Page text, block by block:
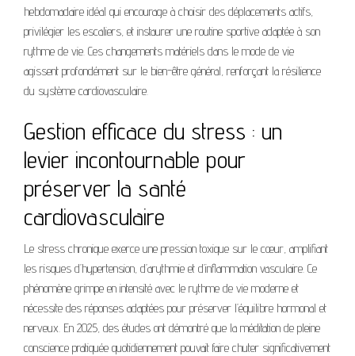
hebdomadaire idéal qui encourage à choisir des déplacements actifs,
privilégier les escaliers, et instaurer une routine sportive adaptée à son
rythme de vie. Ces changements matériels dans le mode de vie
agissent profondément sur le bien-être général, renforçant la résilience
du système cardiovasculaire.
Gestion efficace du stress : un
levier incontournable pour
préserver la santé
cardiovasculaire
Le stress chronique exerce une pression toxique sur le cœur, amplifiant
les risques d’hypertension, d’arythmie et d’inflammation vasculaire. Ce
phénomène grimpe en intensité avec le rythme de vie moderne et
nécessite des réponses adaptées pour préserver l’équilibre hormonal et
nerveux. En 2025, des études ont démontré que la méditation de pleine
conscience pratiquée quotidiennement pouvait faire chuter significativement